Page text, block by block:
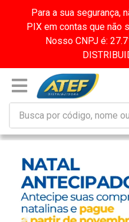
Para a sua segurança,
PIX em contas que não
Nosso CNPJ é: